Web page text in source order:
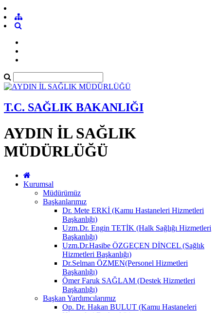
T.C. SAĞLIK BAKANLIĞI
AYDIN İL SAĞLIK
MÜDÜRLÜĞÜ
Kurumsal
Müdürümüz
Başkanlarımız
Dr. Mete ERKİ (Kamu Hastaneleri Hizmetleri
Başkanlığı)
Uzm.Dr. Engin TETİK (Halk Sağlığı Hizmetleri
Başkanlığı)
Uzm.Dr.Hasibe ÖZGEÇEN DİNCEL (Sağlık
Hizmetleri Başkanlığı)
Dr.Selman ÖZMEN(Personel Hizmetleri
Başkanlığı)
Ömer Faruk SAĞLAM (Destek Hizmetleri
Başkanlığı)
Başkan Yardımcılarımız
Op. Dr. Hakan BULUT (Kamu Hastaneleri